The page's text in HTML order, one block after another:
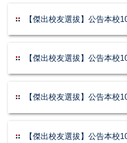
【傑出校友選拔】公告本校
【傑出校友選拔】公告本校
【傑出校友選拔】公告本校
【傑出校友選拔】公告本校